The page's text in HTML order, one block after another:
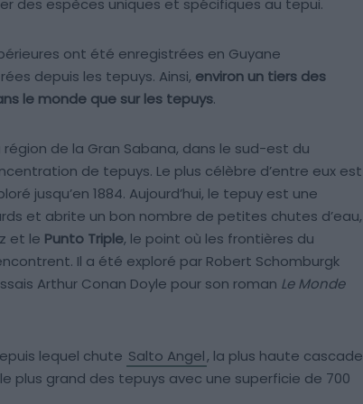
des espèces uniques et spécifiques au tepui.
ont été enregistrées en Guyane
depuis les tepuys. Ainsi, environ un tiers des
le monde que sur les tepuys.
de la Gran Sabana, dans le sud-est du
de tepuys. Le plus célèbre d’entre eux est
jusqu’en 1884. Aujourd’hui, le tepuy est une
et abrite un bon nombre de petites chutes d’eau,
et le Punto Triple, le point où les frontières du
Il a été exploré par Robert Schomburgk
Arthur Conan Doyle pour son roman Le Monde
lequel chute Salto Angel, la plus haute cascade
plus grand des tepuys avec une superficie de 700